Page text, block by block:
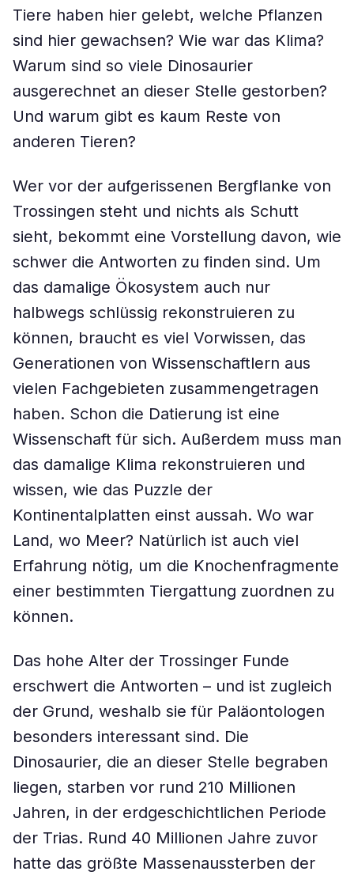
Tiere haben hier gelebt, welche Pflanzen
sind hier gewachsen? Wie war das Klima?
Warum sind so viele Dinosaurier
ausgerechnet an dieser Stelle gestorben?
Und warum gibt es kaum Reste von
anderen Tieren?
Wer vor der aufgerissenen Bergflanke von
Trossingen steht und nichts als Schutt
sieht, bekommt eine Vorstellung davon, wie
schwer die Antworten zu finden sind. Um
das damalige Ökosystem auch nur
halbwegs schlüssig rekonstruieren zu
können, braucht es viel Vorwissen, das
Generationen von Wissenschaftlern aus
vielen Fachgebieten zusammengetragen
haben. Schon die Datierung ist eine
Wissenschaft für sich. Außerdem muss man
das damalige Klima rekonstruieren und
wissen, wie das Puzzle der
Kontinentalplatten einst aussah. Wo war
Land, wo Meer? Natürlich ist auch viel
Erfahrung nötig, um die Knochenfragmente
einer bestimmten Tiergattung zuordnen zu
können.
Das hohe Alter der Trossinger Funde
erschwert die Antworten – und ist zugleich
der Grund, weshalb sie für Paläontologen
besonders interessant sind. Die
Dinosaurier, die an dieser Stelle begraben
liegen, starben vor rund 210 Millionen
Jahren, in der erdgeschichtlichen Periode
der Trias. Rund 40 Millionen Jahre zuvor
hatte das größte Massenaussterben der